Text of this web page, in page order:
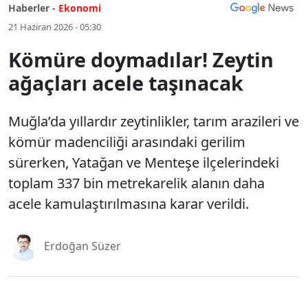
Haberler - Ekonomi
21 Haziran 2026 - 05:30
Kömüre doymadılar! Zeytin
ağaçları acele taşınacak
Muğla’da yıllardır zeytinlikler, tarım arazileri ve
kömür madenciliği arasındaki gerilim
sürerken, Yatağan ve Menteşe ilçelerindeki
toplam 337 bin metrekarelik alanın daha
acele kamulaştırılmasına karar verildi.
Erdoğan Süzer